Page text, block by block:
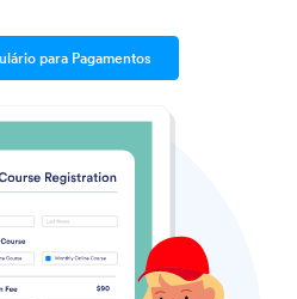
para Pagamentos